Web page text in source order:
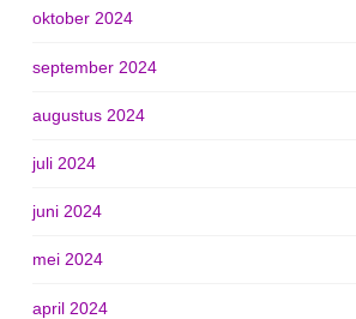
oktober 2024
september 2024
augustus 2024
juli 2024
juni 2024
mei 2024
april 2024